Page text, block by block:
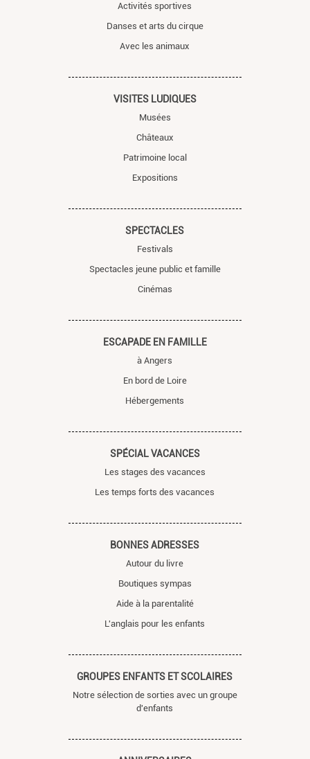
Activités sportives
Danses et arts du cirque
Avec les animaux
VISITES LUDIQUES
Musées
Châteaux
Patrimoine local
Expositions
SPECTACLES
Festivals
Spectacles jeune public et famille
Cinémas
ESCAPADE EN FAMILLE
à Angers
En bord de Loire
Hébergements
SPÉCIAL VACANCES
Les stages des vacances
Les temps forts des vacances
BONNES ADRESSES
Autour du livre
Boutiques sympas
Aide à la parentalité
L'anglais pour les enfants
GROUPES ENFANTS ET SCOLAIRES
Notre sélection de sorties avec un groupe
d'enfants